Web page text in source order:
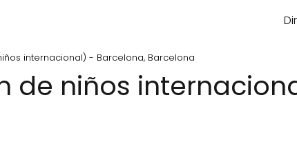
internacional) - Barcelona, Barcelona
de niños